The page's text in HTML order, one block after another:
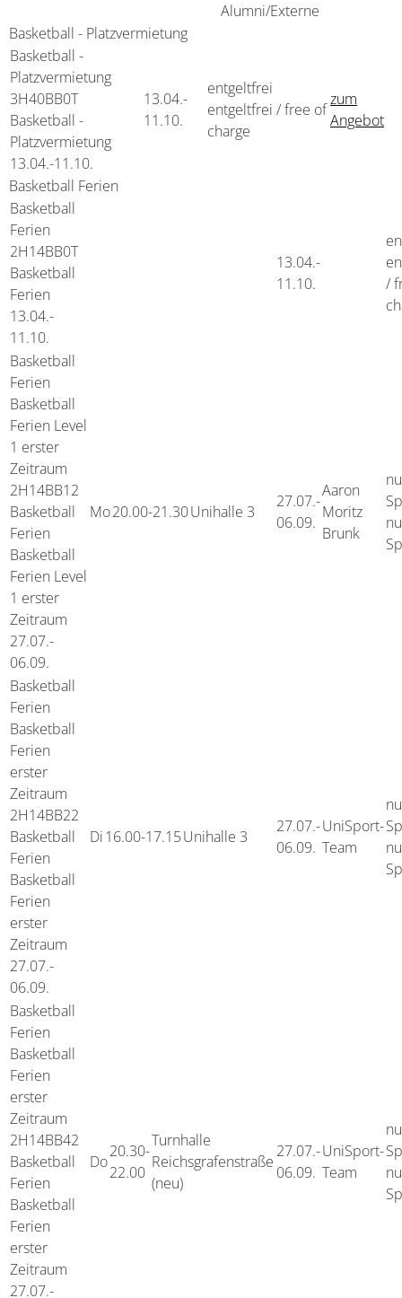
Alumni/Externe
Basketball - Platzvermietung
Basketball -
Platzvermietung
3H40BB0T
Basketball -
Platzvermietung
13.04.-11.10.
13.04.-
11.10.
entgeltfrei
entgeltfrei / free of
charge
zum
Angebot
Basketball Ferien
Basketball
Ferien
2H14BB0T
Basketball
Ferien
13.04.-
11.10.
13.04.-
11.10.
/
Basketball
Ferien
Basketball
Ferien Level
1 erster
Zeitraum
2H14BB12
Basketball
Ferien
Basketball
Ferien Level
1 erster
Zeitraum
27.07.-
06.09.
Mo20.00-21.30Unihalle 3
27.07.-
06.09.
Aaron
Moritz
Brunk
Basketball
Ferien
Basketball
Ferien
erster
Zeitraum
2H14BB22
Basketball
Ferien
Basketball
Ferien
erster
Zeitraum
27.07.-
06.09.
Di16.00-17.15Unihalle 3
27.07.-
06.09.
UniSport-
Team
Basketball
Ferien
Basketball
Ferien
erster
Zeitraum
2H14BB42
Basketball
Ferien
Basketball
Ferien
erster
Zeitraum
27.07.-
Do
20.30-
22.00
Turnhalle
Reichsgrafenstraße
(neu)
27.07.-
06.09.
UniSport-
Team